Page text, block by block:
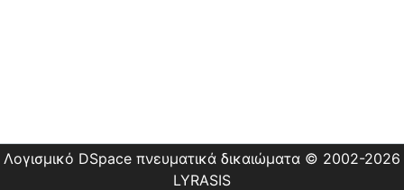
Λογισμικό DSpace πνευματικά δικαιώματα © 2002-2026
LYRASIS